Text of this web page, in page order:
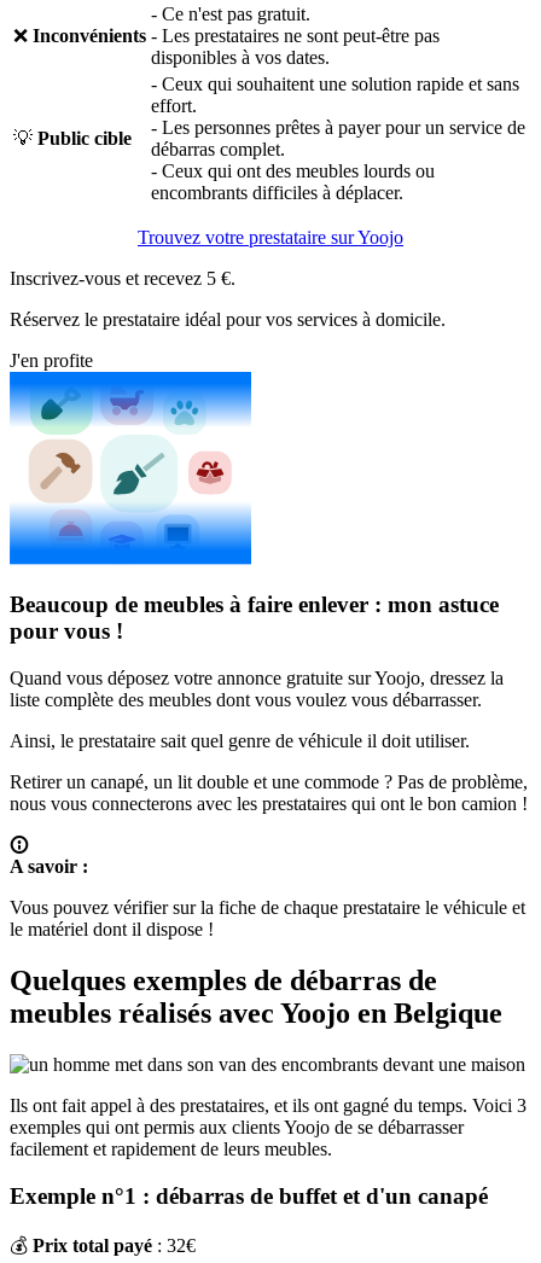
❌ Inconvénients
- Ce n'est pas gratuit.
- Les prestataires ne sont peut-être pas
disponibles à vos dates.
💡 Public cible
- Ceux qui souhaitent une solution rapide et sans
effort.
- Les personnes prêtes à payer pour un service de
débarras complet.
- Ceux qui ont des meubles lourds ou
encombrants difficiles à déplacer.
Trouvez votre prestataire sur Yoojo
Inscrivez-vous et recevez 5 €.
Réservez le prestataire idéal pour vos services à domicile.
J'en profite
Beaucoup de meubles à faire enlever : mon astuce
pour vous !
Quand vous déposez votre annonce gratuite sur Yoojo, dressez la
liste complète des meubles dont vous voulez vous débarrasser.
Ainsi, le prestataire sait quel genre de véhicule il doit utiliser.
Retirer un canapé, un lit double et une commode ? Pas de problème,
nous vous connecterons avec les prestataires qui ont le bon camion !
A savoir :
Vous pouvez vérifier sur la fiche de chaque prestataire le véhicule et
le matériel dont il dispose !
Quelques exemples de débarras de
meubles réalisés avec Yoojo en Belgique
Ils ont fait appel à des prestataires, et ils ont gagné du temps. Voici 3
exemples qui ont permis aux clients Yoojo de se débarrasser
facilement et rapidement de leurs meubles.
Exemple n°1 : débarras de buffet et d'un canapé
💰 Prix total payé : 32€